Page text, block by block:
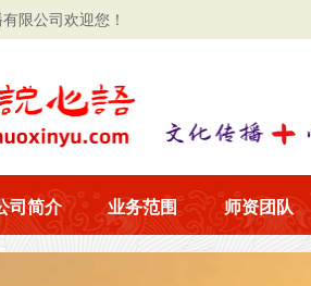
限公司欢迎您！
司简介 业务范围 师资团队